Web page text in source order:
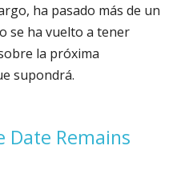
ha pasado más de un
se ha vuelto a tener
la próxima
supondrá.
Date Remains